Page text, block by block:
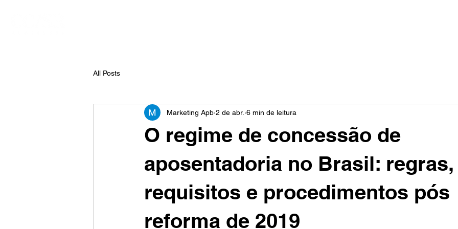
All Posts
O regime de concessão de
aposentadoria no Brasil: regras,
requisitos e procedimentos pós
reforma de 2019
Marketing Apb 2 de abr. 6 min de leitura